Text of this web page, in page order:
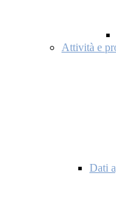
Attività e
Dati